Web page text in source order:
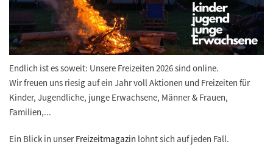
Endlich ist es soweit: Unsere Freizeiten 2026 sind online.
Wir freuen uns riesig auf ein Jahr voll Aktionen und Freizeiten für
Kinder, Jugendliche, junge Erwachsene, Männer & Frauen,
Familien,...
Ein Blick in unserFreizeitmagazin lohnt sich auf jeden Fall.